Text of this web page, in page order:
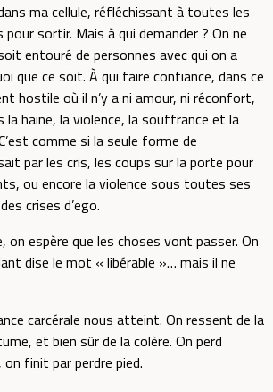
ma cellule, réfléchissant à toutes les
sortir. Mais à qui demander ? On ne
entouré de personnes avec qui on a
que ce soit. À qui faire confiance, dans ce
hostile où il n’y a ni amour, ni réconfort,
haine, la violence, la souffrance et la
comme si la seule forme de
par les cris, les coups sur la porte pour
ou encore la violence sous toutes ses
crises d’ego.
on espère que les choses vont passer. On
dise le mot « libérable »… mais il ne
carcérale nous atteint. On ressent de la
et bien sûr de la colère. On perd
finit par perdre pied.